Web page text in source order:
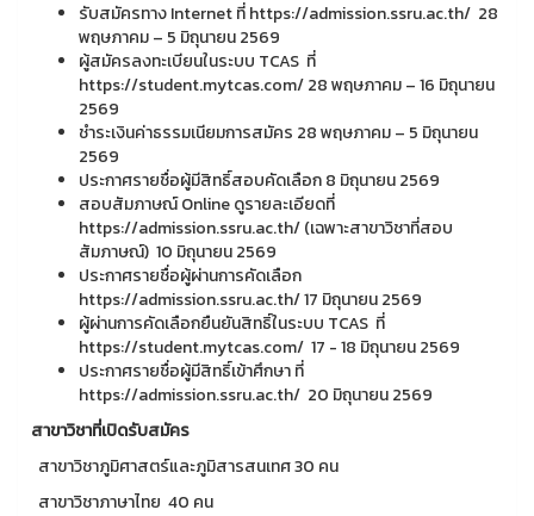
รับสมัครทาง Internet ที่ https://admission.ssru.ac.th/ 28
พฤษภาคม – 5 มิถุนายน 2569
ผู้สมัครลงทะเบียนในระบบ TCAS ที่
https://student.mytcas.com/ 28 พฤษภาคม – 16 มิถุนายน
2569
ชำระเงินค่าธรรมเนียมการสมัคร 28 พฤษภาคม – 5 มิถุนายน
2569
ประกาศรายชื่อผู้มีสิทธิ์สอบคัดเลือก 8 มิถุนายน 2569
สอบสัมภาษณ์ Online ดูรายละเอียดที่
https://admission.ssru.ac.th/ (เฉพาะสาขาวิชาที่สอบ
สัมภาษณ์) 10 มิถุนายน 2569
ประกาศรายชื่อผู้ผ่านการคัดเลือก
https://admission.ssru.ac.th/ 17 มิถุนายน 2569
ผู้ผ่านการคัดเลือกยืนยันสิทธิ์ในระบบ TCAS ที่
https://student.mytcas.com/ 17 - 18 มิถุนายน 2569
ประกาศรายชื่อผู้มีสิทธิ์เข้าศึกษา ที่
https://admission.ssru.ac.th/ 20 มิถุนายน 2569
สาขาวิชาที่เปิดรับสมัคร
สาขาวิชาภูมิศาสตร์และภูมิสารสนเทศ 30 คน
สาขาวิชาภาษาไทย 40 คน